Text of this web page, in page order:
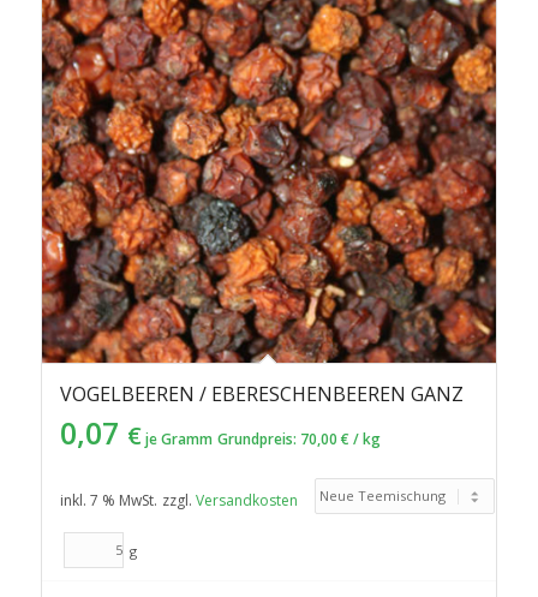
VOGELBEEREN / EBERESCHENBEEREN GANZ
0,07 € je Gramm Grundpreis: 70,00 € /kg
inkl. 7 % MwSt. zzgl. Versandkosten
g